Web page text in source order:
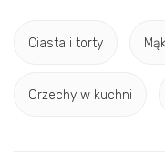
Ciasta i torty
Orzechy w kuchni